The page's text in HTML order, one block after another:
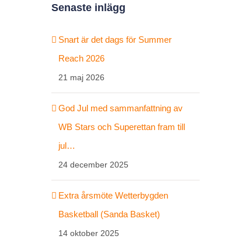
Senaste inlägg
Snart är det dags för Summer
Reach 2026
21 maj 2026
God Jul med sammanfattning av
WB Stars och Superettan fram till
jul…
24 december 2025
Extra årsmöte Wetterbygden
Basketball (Sanda Basket)
14 oktober 2025